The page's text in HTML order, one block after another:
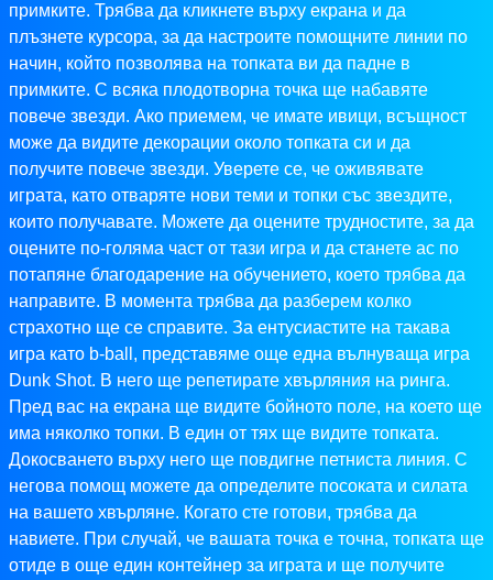
примките. Трябва да кликнете върху екрана и да
плъзнете курсора, за да настроите помощните линии по
начин, който позволява на топката ви да падне в
примките. С всяка плодотворна точка ще набавяте
повече звезди. Ако приемем, че имате ивици, всъщност
може да видите декорации около топката си и да
получите повече звезди. Уверете се, че оживявате
играта, като отваряте нови теми и топки със звездите,
които получавате. Можете да оцените трудностите, за да
оцените по-голяма част от тази игра и да станете ас по
потапяне благодарение на обучението, което трябва да
направите. В момента трябва да разберем колко
страхотно ще се справите. За ентусиастите на такава
игра като b-ball, представяме още една вълнуваща игра
Dunk Shot. В него ще репетирате хвърляния на ринга.
Пред вас на екрана ще видите бойното поле, на което ще
има няколко топки. В един от тях ще видите топката.
Докосването върху него ще повдигне петниста линия. С
негова помощ можете да определите посоката и силата
на вашето хвърляне. Когато сте готови, трябва да
навиете. При случай, че вашата точка е точна, топката ще
отиде в още един контейнер за играта и ще получите